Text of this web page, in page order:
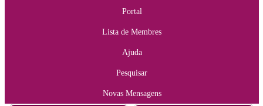
Portal
Lista de Membres
Ajuda
Pesquisar
Novas Mensagens